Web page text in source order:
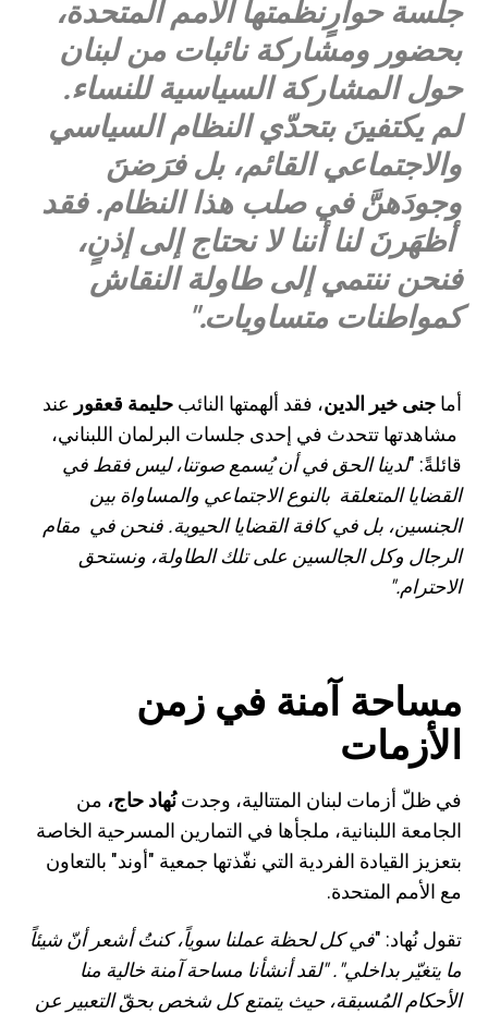
جلسة حوارٍنظمتها الأمم المتحدة،
بحضور ومشاركة نائبات من لبنان
حول المشاركة السياسية للنساء.
لم يكتفينَ بتحدّي النظام السياسي
والاجتماعي القائم، بل فرَضنَ
وجودَهنَّ في صلب هذا النظام. فقد
أظهَرنَ لنا أننا لا نحتاج إلى إذنٍ،
فنحن ننتمي إلى طاولة النقاش
كمواطنات متساويات."
أما جنى خير الدين، فقد ألهمتها النائب حليمة قعقور عند
مشاهدتها تتحدث في إحدى جلسات البرلمان اللبناني،
قائلةً: "لدينا الحق في أن يُسمع صوتنا، ليس فقط في
القضايا المتعلقة بالنوع الاجتماعي والمساواة بين
الجنسين، بل في كافة القضاياالحيوية. فنحن في مقام
الرجال وكل الجالسين على تلك الطاولة، ونستحق
الاحترام."
مساحة آمنة في زمن
الأزمات
في ظلّ أزمات لبنان المتتالية، وجدتنُهاد حاج، من
الجامعة اللبنانية، ملجأها في التمارين المسرحية الخاصة
بتعزيز القيادة الفردية التي نفّذتها جمعية "أوند" بالتعاون
مع الأمم المتحدة.
تقول نُهاد: "في كل لحظة عملناسوياً، كنتُ أشعر أنّ شيئاً
ما يتغيّر بداخلي". "لقد أنشأنا مساحة آمنة خالية منا
الأحكام المُسبقة، حيث يتمتع كل شخص بحقّ التعبير عن